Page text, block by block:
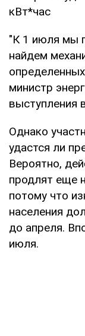
кВт*час
"К 1 июля мы
найдем
министр
выступления
Однако
удастся ли
Вероятно,
продлят еще
потому что
населения
до апреля.
июля.